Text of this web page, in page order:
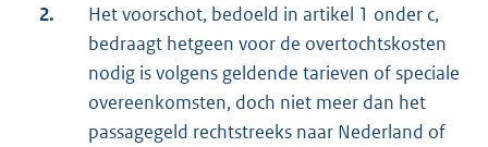
2.
Het voorschot, bedoeld in artikel 1 onder c,
bedraagt hetgeen voor de overtochtskosten
nodig is volgens geldende tarieven of speciale
overeenkomsten, doch niet meer dan het
passagegeld rechtstreeks naar Nederland of